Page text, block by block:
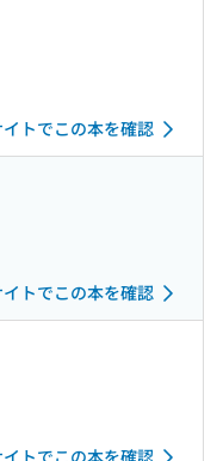
トでこの本を確認
トでこの本を確認
トでこの本を確認